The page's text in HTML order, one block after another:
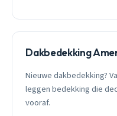
Dakbedekking
Nieuwe dakbedekking?
leggen bedekking die
vooraf.